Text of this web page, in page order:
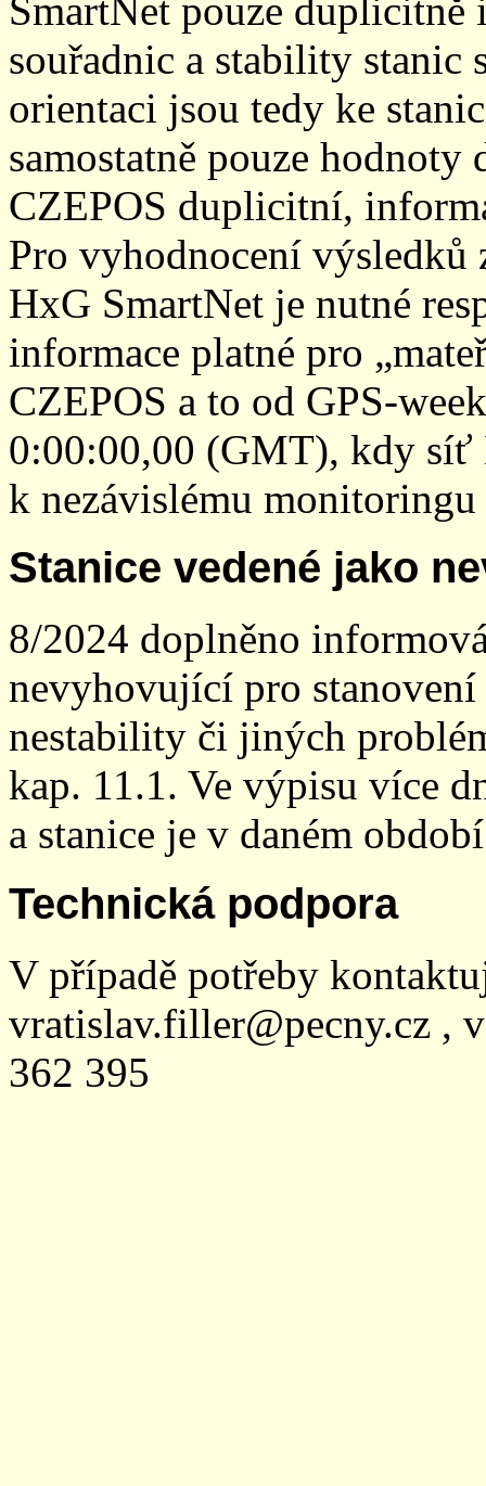
SmartNet pouze
souřadnic a stability stanic
orientaci jsou tedy ke
samostatně pouze
CZEPOS duplicitní,
Pro vyhodnocení
HxG SmartNet je nutné
informace platné pro
CZEPOS a to od GPS-
0:00:00,00 (GMT), kdy síť
k nezávislému
Stanice vedené jako
8/2024 doplněno
nevyhovující pro
nestability či jiných
kap. 11.1. Ve výpisu více
a stanice je v daném
Technická podpora
V případě potřeby
vratislav.filler@pecny.cz ,
362 395